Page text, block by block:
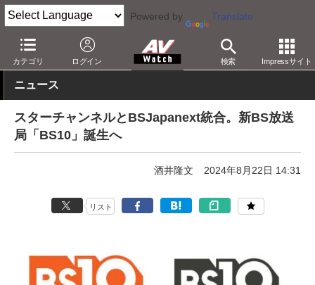
Powered by Translate
カテゴリ ログイン 検索 Impressサイト
AV Watch コンテンツ・サービス 放送 その他
ニュース
スターチャンネルとBSJapanext統合。新BS放送
局「BS10」誕生へ
酒井隆文 2024年8月22日 14:31
リスト